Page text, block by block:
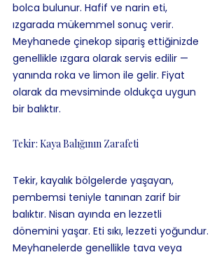
bolca bulunur. Hafif ve narin eti,
ızgarada mükemmel sonuç verir.
Meyhanede çinekop sipariş ettiğinizde
genellikle ızgara olarak servis edilir —
yanında roka ve limon ile gelir. Fiyat
olarak da mevsiminde oldukça uygun
bir balıktır.
Tekir: Kaya Balığının Zarafeti
Tekir, kayalık bölgelerde yaşayan,
pembemsi teniyle tanınan zarif bir
balıktır. Nisan ayında en lezzetli
dönemini yaşar. Eti sıkı, lezzeti yoğundur.
Meyhanelerde genellikle tava veya